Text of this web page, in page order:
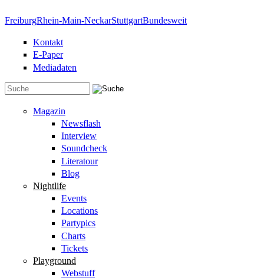
FreiburgRhein-Main-NeckarStuttgartBundesweit
Kontakt
E-Paper
Mediadaten
Magazin
Newsflash
Interview
Soundcheck
Literatour
Blog
Nightlife
Events
Locations
Partypics
Charts
Tickets
Playground
Webstuff